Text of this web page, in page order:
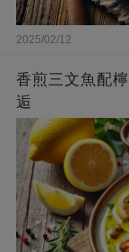
2025/02/12
香煎三文魚配
逅